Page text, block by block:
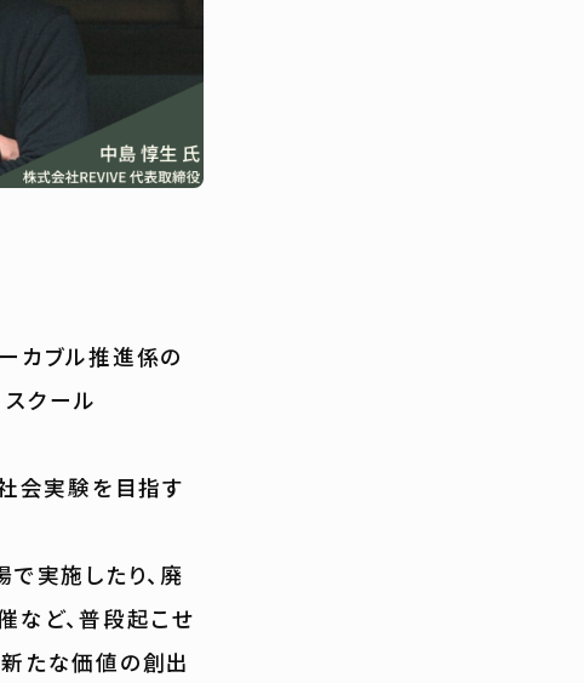
カブル推進係の
クール
会実験を目指す
実施したり、廃
など、普段起こせ
たな価値の創出